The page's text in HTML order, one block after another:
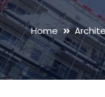
Home